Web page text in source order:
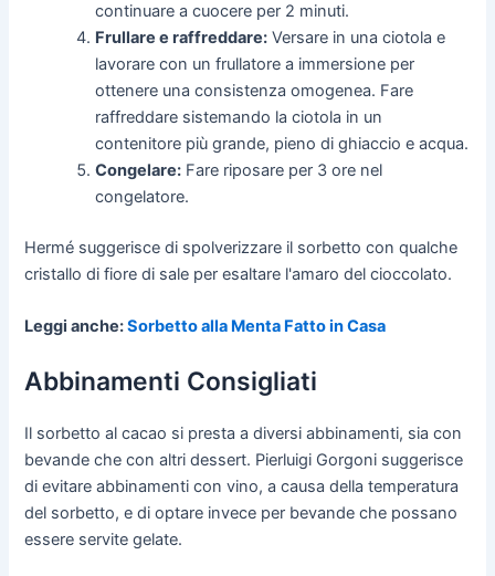
continuare a cuocere per 2 minuti.
Frullare e raffreddare: Versare in una ciotola e
lavorare con un frullatore a immersione per
ottenere una consistenza omogenea. Fare
raffreddare sistemando la ciotola in un
contenitore più grande, pieno di ghiaccio e acqua.
Congelare: Fare riposare per 3 ore nel
congelatore.
Hermé suggerisce di spolverizzare il sorbetto con qualche
cristallo di fiore di sale per esaltare l'amaro del cioccolato.
Leggi anche:Sorbetto alla Menta Fatto in Casa
Abbinamenti Consigliati
Il sorbetto al cacao si presta a diversi abbinamenti, sia con
bevande che con altri dessert. Pierluigi Gorgoni suggerisce
di evitare abbinamenti con vino, a causa della temperatura
del sorbetto, e di optare invece per bevande che possano
essere servite gelate.